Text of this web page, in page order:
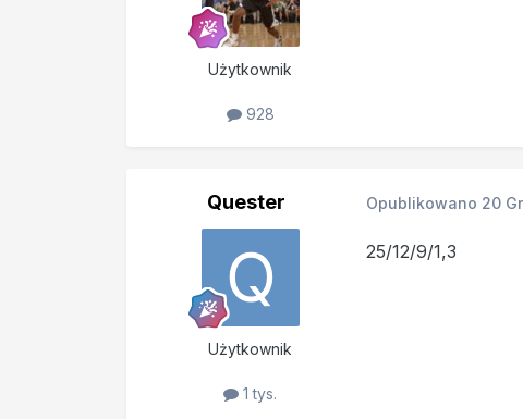
Użytkownik
928
Quester
Użytkownik
1 tys.
Opublikowano 20
25/12/9/1,3